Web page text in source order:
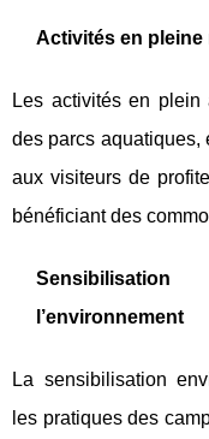
Activités en pleine
Les activités en
des parcs aquatiques,
aux visiteurs de
bénéficiant des
l’environnement
La sensibilisation
les pratiques des